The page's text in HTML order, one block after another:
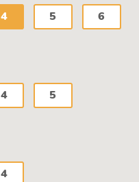
4 5 6
4 5
4